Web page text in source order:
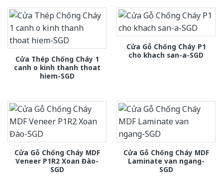
Cửa Thép Chống Cháy 1
canh o kinh thanh thoat
hiem-SGD
Cửa Gỗ Chống Cháy P1
cho khach san-a-SGD
Cửa Gỗ Chống Cháy MDF
Veneer P1R2 Xoan Đào-
SGD
Cửa Gỗ Chống Cháy MDF
Laminate van ngang-
SGD